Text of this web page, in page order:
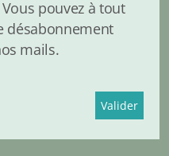
pouvez à tout
désabonnement
mails.